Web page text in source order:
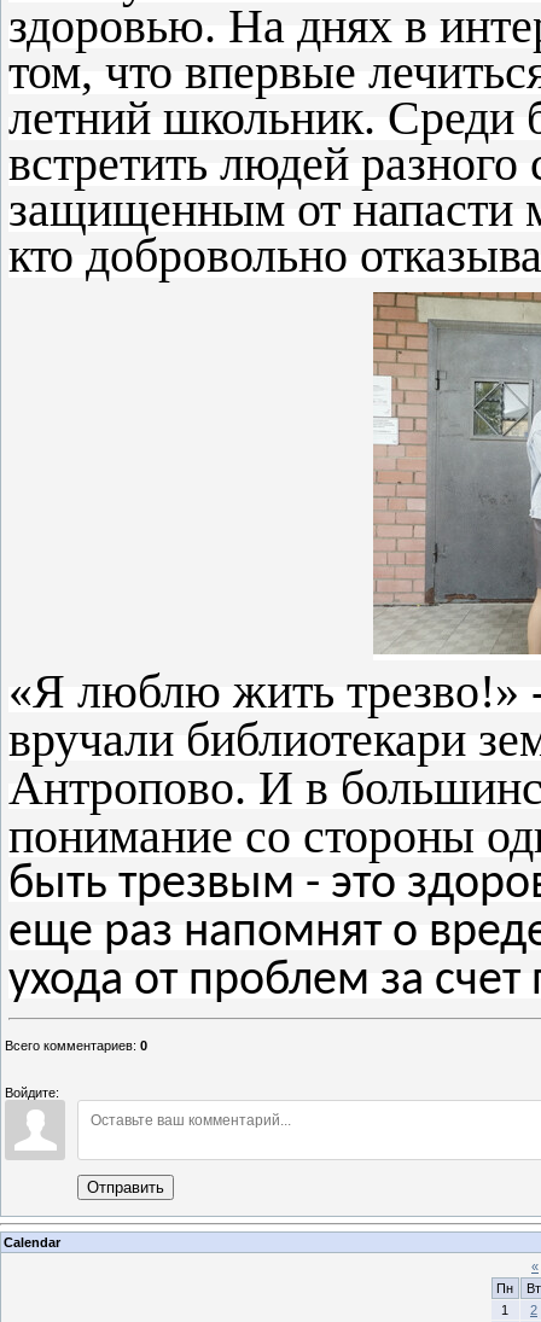
здоровью. На днях в
том, что впервые
летний школьник. Среди
встретить людей разного
защищенным от напасти
кто добровольно
«Я люблю жить трезво!»
вручали библиотекари
Антропово. И в
понимание со стороны
быть трезвым - это
еще раз напомнят о
ухода от проблем за
Всего комментариев: 0
Войдите:
Отправить
Calendar
«
Пн
Вт
1
2